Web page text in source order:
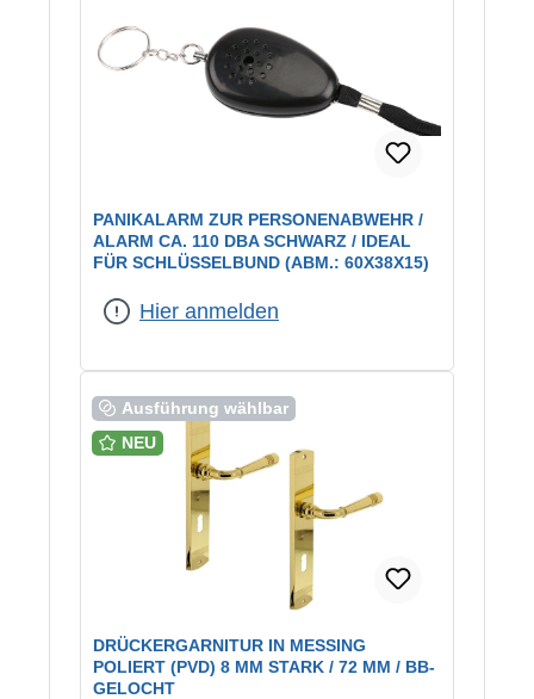
PANIKALARM ZUR PERSONENABWEHR /
ALARM CA. 110 DBA SCHWARZ / IDEAL
FÜR SCHLÜSSELBUND (ABM.: 60X38X15)
Hier anmelden
Ausführung wählbar
NEU
DRÜCKERGARNITUR IN MESSING
POLIERT (PVD) 8 MM STARK / 72 MM / BB-
GELOCHT